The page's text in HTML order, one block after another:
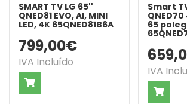
SMART TV LG 65''
QNED81 EVO, AI, MINI
LED, 4K 65QNED81B6A
799,00€
IVA Incluído
COMPRAR
Smart
65
IVA